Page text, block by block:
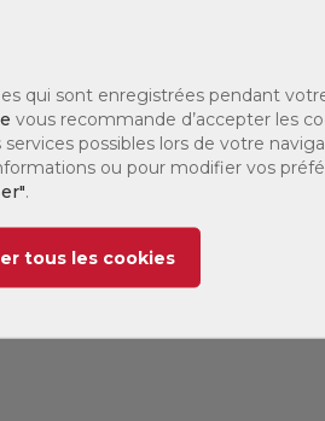
Peut s'exprimer sur des
claire et bien structurée et
des outils d'organisation, …
qui sont enregistrées pendant
vous recommande d’accepter les
possibles lors de votre
ou pour modifier vos
.
tous les cookies